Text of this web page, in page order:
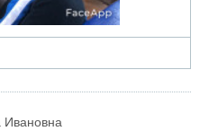
Ивановна